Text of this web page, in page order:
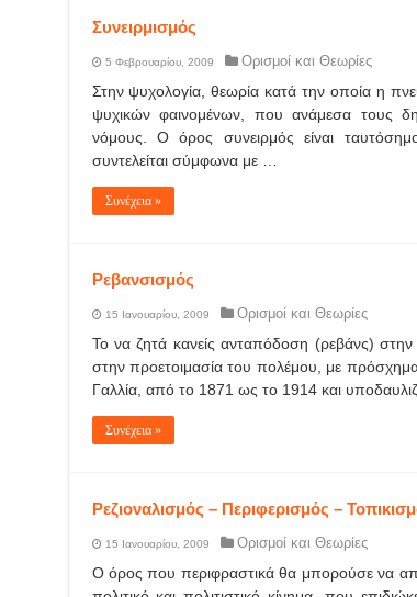
Συνειρμισμός
5 Φεβρουαρίου, 2009 Ορισμοί και Θεωρίες
Στην ψυχολογία, θεωρία κατά την οποία η
ψυχικών φαινομένων, που ανάμεσα τους
νόμους. Ο όρος συνειρμός είναι
συντελείται σύμφωνα με …
Συνέχεια »
Ρεβανσισμός
15 Ιανουαρίου, 2009 Ορισμοί και Θεωρίες
Το να ζητά κανείς ανταπόδοση (ρεβάνς)
στην προετοιμασία του πολέμου, με
Γαλλία, από το 1871 ως το 1914 και
Συνέχεια »
Ρεζιοναλισμός – Περιφερισμός –
15 Ιανουαρίου, 2009 Ορισμοί και Θεωρίες
Ο όρος που περιφραστικά θα μπορούσε να